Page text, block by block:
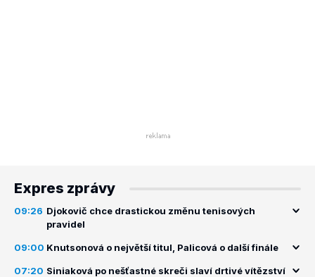
Expres zprávy
09:26 Djokovič chce drastickou změnu tenisových
pravidel
09:00 Knutsonová o největší titul, Palicová o další finále
07:20 Siniaková po nešťastné skreči slaví drtivé vítězství